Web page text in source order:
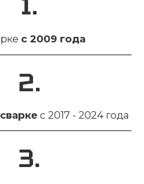
с 2009 года
2.
с 2017 - 2024 года
3.